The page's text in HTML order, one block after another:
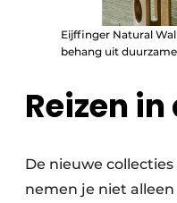
Eijffinger Natural
behang uit
Reizen
De nieuwe
nemen je niet